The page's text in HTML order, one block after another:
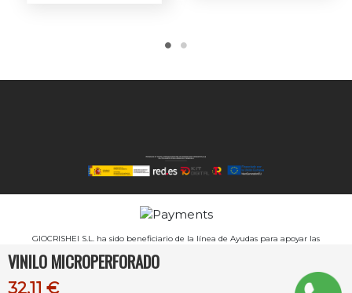
VINILO MICROPERFORADO
32,11 €
GIOCRISHEI S.L. ha sido beneficiario de la línea de Ayudas para apoyar las
la Comunitat Valenciana para el ejercicio 2024, INPYME-2024-495 - Industria, por
importe de 108.180€, para un proyecto avanzado de impresión digital. Es un
proyecto Subvencionado por la Conselleria de Innovación, Industria, Comercio y